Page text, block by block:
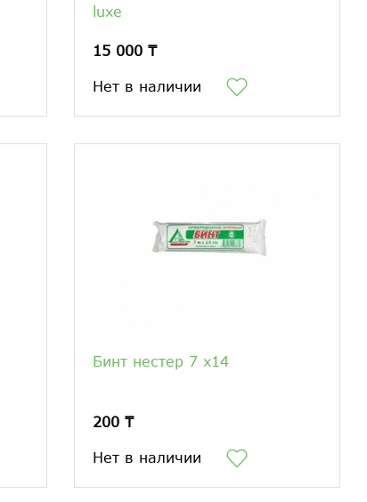
luxe
15 000 ₸
Нет в наличии
Бинт нестер 7 х14
200 ₸
Нет в наличии